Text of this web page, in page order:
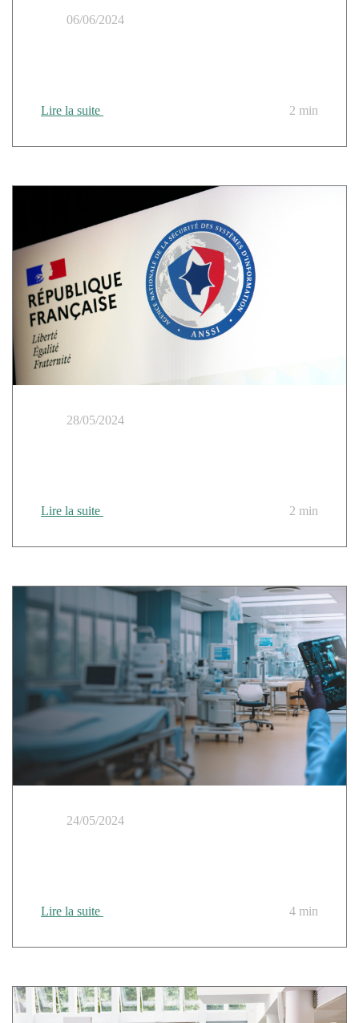
06/06/2024
Lire la suite 2 min
28/05/2024
Lire la suite 2 min
24/05/2024
Lire la suite 4 min